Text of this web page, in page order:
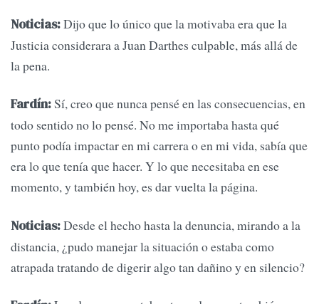
Noticias:Dijo que lo único que la motivaba era que la
Justicia considerara a Juan Darthes culpable, más allá de
la pena.
Fardín:Sí, creo que nunca pensé en las consecuencias, en
todo sentido no lo pensé. No me importaba hasta qué
punto podía impactar en mi carrera o en mi vida, sabía que
era lo que tenía que hacer. Y lo que necesitaba en ese
momento, y también hoy, es dar vuelta la página.
Noticias:Desde el hecho hasta la denuncia, mirando a la
distancia, ¿pudo manejar la situación o estaba como
atrapada tratando de digerir algo tan dañino y en silencio?